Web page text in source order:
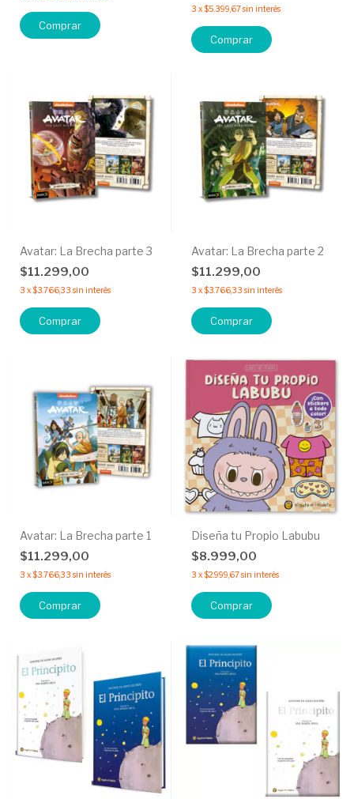
Comprar
3 x$5.399,67sin interés
Comprar
Avatar: La Brecha parte 3
$11.299,00
3 x$3.766,33 sin interés
Avatar: La Brecha parte 2
$11.299,00
3 x$3.766,33 sin interés
Avatar: La Brecha parte 1
$11.299,00
3 x$3.766,33 sin interés
Diseña tu Propio Labubu
$8.999,00
3 x$2.999,67sin interés